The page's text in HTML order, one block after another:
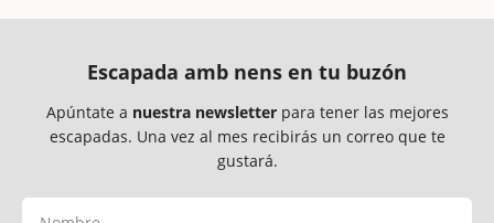
Escapada amb nens en tu buzón
Apúntate a nuestra newsletterpara tener las mejores
escapadas. Una vez al mes recibirás un correo que te
gustará.